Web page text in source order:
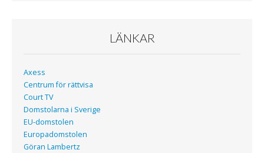
LÄNKAR
Axess
Centrum för rättvisa
Court TV
Domstolarna i Sverige
EU-domstolen
Europadomstolen
Göran Lambertz